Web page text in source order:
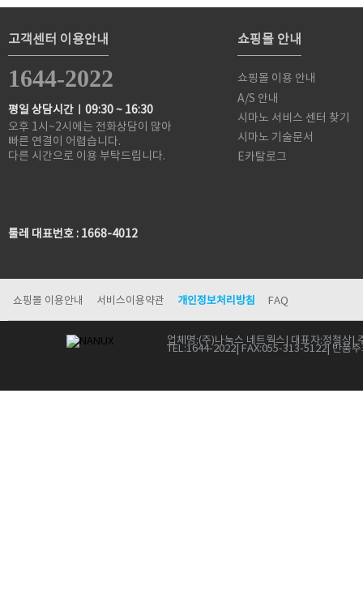
고객센터 이용안내
1644-2022
평일 상담시간ㅣ09:30 ~ 16:30
오후 1시~2시에는 전화상담이 많아
빠른 연결이 어렵습니다.
다른 시간으로 이용 부탁드립니다.
툴레 대표번호 : 1668-4012
쇼핑몰 안내
쇼핑몰 이용 안내
A/S 안내
시마노 서비스 센터 찾기
시마노 기술문서
E카탈로그
쇼핑몰 이용안내 서비스이용약관 개인정보처리방침 FAQ
업체명:(주)나눅스 네트웍스 | 대표자:정철상|
TEL:1644-2022 | FAX:055-313-5122 | 반품